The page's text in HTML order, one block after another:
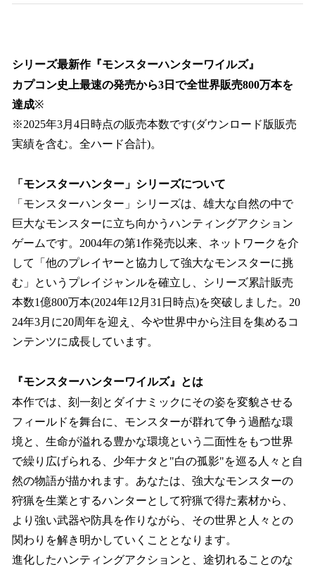
シリーズ最新作『モンスターハンターワイルズ』
カプコン史上最速の発売から3日で全世界販売800万本を
達成※
※2025年3月4日時点の販売本数です(ダウンロード版販売
実績を含む。全ハード合計)。
「モンスターハンター」シリーズについて
「モンスターハンター」シリーズは、雄大な自然の中で
巨大なモンスターに立ち向かうハンティングアクション
ゲームです。2004年の第1作発売以来、ネットワークを介
して「他のプレイヤーと協力して強大なモンスターに挑
む」というプレイジャンルを確立し、シリーズ累計販売
本数1億800万本(2024年12月31日時点)を突破しました。20
24年3月に20周年を迎え、今や世界中から注目を集めるコ
ンテンツに成長しています。
『モンスターハンターワイルズ』とは
本作では、刻一刻とダイナミックにその姿を変貌させる
フィールドを舞台に、モンスターが群れて争う過酷な環
境と、生命が溢れる豊かな環境という二面性をもつ世界
で繰り広げられる、少年ナタと"白の孤影"を巡る人々と自
然の物語が描かれます。あなたは、強大なモンスターの
狩猟を生業とするハンターとして狩猟で得た素材から、
より強い武器や防具を作りながら、その世界と人々との
関わりを解き明かしていくこととなります。
進化したハンティングアクションと、途切れることのな